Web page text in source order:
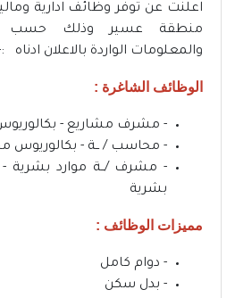
اعلنت عن توفر وظائف ادارية
منطقة عسير وذلك حسب
والمعلومات الواردة بالاعلان ادناه
الوظائف الشاغرة :
- مشرف مشاريع -
- محاسب / ــة - بكالوريوس
- مشرف /ــة موارد بشرية -
بشرية
مميزات الوظائف :
- دوام كامل
- بدل سكن